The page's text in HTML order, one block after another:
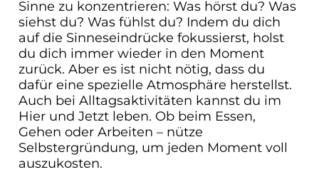
Sinne zu konzentrieren: Was hörst du? Was
siehst du? Was fühlst du? Indem du dich
auf die Sinneseindrücke fokussierst, holst
du dich immer wieder in den Moment
zurück. Aber es ist nicht nötig, dass du
dafür eine spezielle Atmosphäre herstellst.
Auch bei Alltagsaktivitäten kannst du im
Hier und Jetzt leben. Ob beim Essen,
Gehen oder Arbeiten – nütze
Selbstergründung, um jeden Moment voll
auszukosten.